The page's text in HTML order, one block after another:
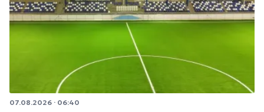
07.08.2026 · 06:40